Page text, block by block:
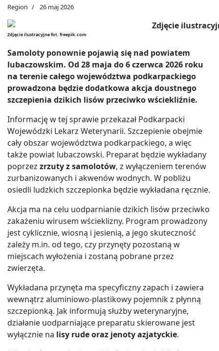
Region 26 maj 2026
Zdjęcie ilustracyjne fot. freepik.com
Samoloty ponownie pojawią się nad powiatem
lubaczowskim. Od 28 maja do 6 czerwca 2026 roku
na terenie całego województwa podkarpackiego
prowadzona będzie dodatkowa akcja doustnego
szczepienia dzikich lisów przeciwko wściekliźnie.
Informację w tej sprawie przekazał Podkarpacki
Wojewódzki Lekarz Weterynarii. Szczepienie obejmie
cały obszar województwa podkarpackiego, a więc
także powiat lubaczowski. Preparat będzie wykładany
poprzez zrzuty z samolotów, z wyłączeniem terenów
zurbanizowanych i akwenów wodnych. W pobliżu
osiedli ludzkich szczepionka będzie wykładana ręcznie.
Akcja ma na celu uodparnianie dzikich lisów przeciwko
zakażeniu wirusem wścieklizny. Program prowadzony
jest cyklicznie, wiosną i jesienią, a jego skuteczność
zależy m.in. od tego, czy przynęty pozostaną w
miejscach wyłożenia i zostaną pobrane przez
zwierzęta.
Wykładana przynęta ma specyficzny zapach i zawiera
wewnątrz aluminiowo-plastikowy pojemnik z płynną
szczepionką. Jak informują służby weterynaryjne,
działanie uodparniające preparatu skierowane jest
wyłącznie na lisy rude oraz jenoty azjatyckie.